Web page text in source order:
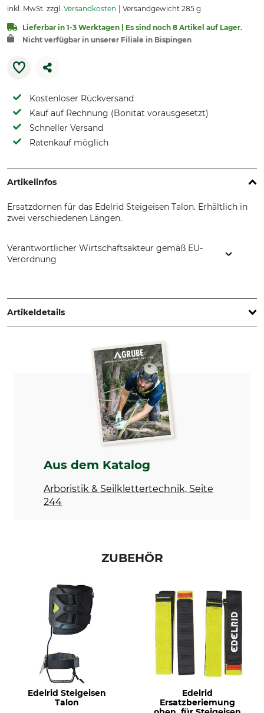
inkl. MwSt. zzgl. Versandkosten Versandgewicht 285 g
Lieferbar in 1-3 Werktagen | Es sind noch 8 Artikel auf Lager.
Nicht verfügbar in unserer Filiale in Bispingen
Kostenloser Rückversand
Kauf auf Rechnung (Bonität vorausgesetzt)
Schneller Versand
Ratenkauf möglich
Artikelinfos
Ersatzdornen für das Edelrid Steigeisen Talon. Erhältlich in
zwei verschiedenen Längen.
Verantwortlicher Wirtschaftsakteur gemäß EU-
Verordnung
Germany, www.edelrid.com
Artikeldetails
Produkttyp
Steigeisendorn
Aus dem Katalog
Arboristik & Seilklettertechnik, Seite
244
ZUBEHÖR
Edelrid Steigeisen
Talon
Edelrid
Ersatzberiemung